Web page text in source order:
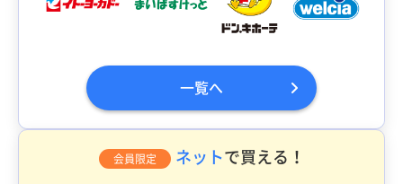
一覧へ
会員限定 ネットで買える！